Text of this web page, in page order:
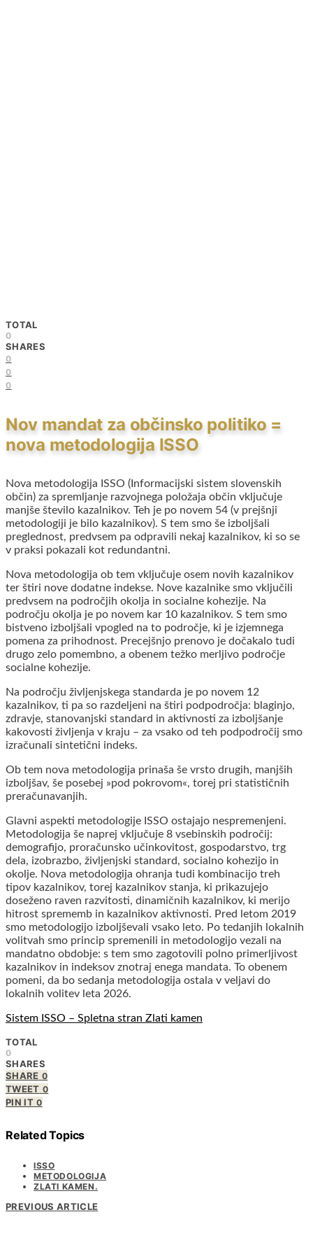
TOTAL
0
SHARES
0
0
0
Nov mandat za občinsko politiko =
nova metodologija ISSO
Nova metodologija ISSO (Informacijski sistem slovenskih
občin) za spremljanje razvojnega položaja občin vključuje
manjše število kazalnikov. Teh je po novem 54 (v prejšnji
metodologiji je bilo kazalnikov). S tem smo še izboljšali
preglednost, predvsem pa odpravili nekaj kazalnikov, ki so se
v praksi pokazali kot redundantni.
Nova metodologija ob tem vključuje osem novih kazalnikov
ter štiri nove dodatne indekse. Nove kazalnike smo vključili
predvsem na področjih okolja in socialne kohezije. Na
področju okolja je po novem kar 10 kazalnikov. S tem smo
bistveno izboljšali vpogled na to področje, ki je izjemnega
pomena za prihodnost. Precejšnjo prenovo je dočakalo tudi
drugo zelo pomembno, a obenem težko merljivo področje
socialne kohezije.
Na področju življenjskega standarda je po novem 12
kazalnikov, ti pa so razdeljeni na štiri podpodročja: blaginjo,
zdravje, stanovanjski standard in aktivnosti za izboljšanje
kakovosti življenja v kraju – za vsako od teh podpodročij smo
izračunali sintetični indeks.
Ob tem nova metodologija prinaša še vrsto drugih, manjših
izboljšav, še posebej »pod pokrovom«, torej pri statističnih
preračunavanjih.
Glavni aspekti metodologije ISSO ostajajo nespremenjeni.
Metodologija še naprej vključuje 8 vsebinskih področij:
demografijo, proračunsko učinkovitost, gospodarstvo, trg
dela, izobrazbo, življenjski standard, socialno kohezijo in
okolje. Nova metodologija ohranja tudi kombinacijo treh
tipov kazalnikov, torej kazalnikov stanja, ki prikazujejo
doseženo raven razvitosti, dinamičnih kazalnikov, ki merijo
hitrost sprememb in kazalnikov aktivnosti. Pred letom 2019
smo metodologijo izboljševali vsako leto. Po tedanjih lokalnih
volitvah smo princip spremenili in metodologijo vezali na
mandatno obdobje: s tem smo zagotovili polno primerljivost
kazalnikov in indeksov znotraj enega mandata. To obenem
pomeni, da bo sedanja metodologija ostala v veljavi do
lokalnih volitev leta 2026.
Sistem ISSO – Spletna stran Zlati kamen
TOTAL
0
SHARES
SHARE 0
TWEET 0
PIN IT 0
Related Topics
ISSO
METODOLOGIJA
ZLATI KAMEN.
PREVIOUS ARTICLE